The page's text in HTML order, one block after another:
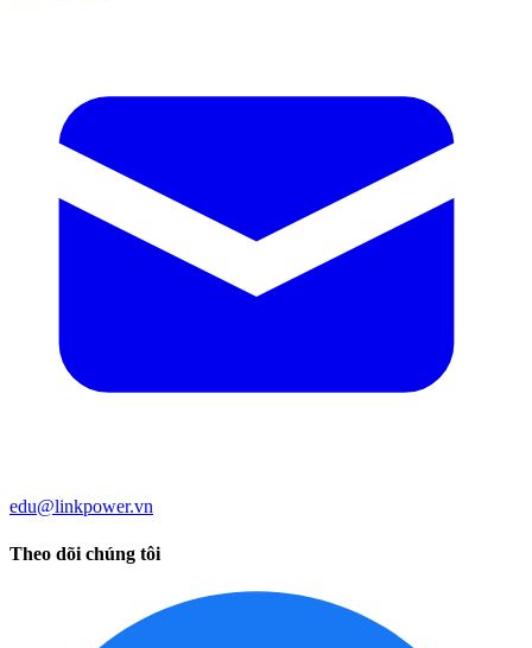
edu@linkpower.vn
Theo dõi chúng tôi